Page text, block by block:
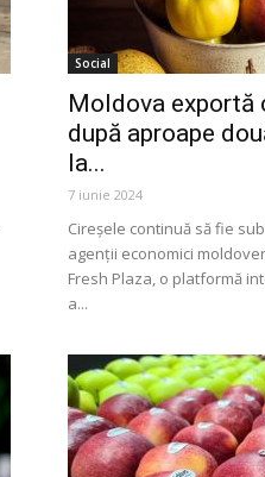
Social
Moldova exportă
după aproape
la...
7 iunie 2024
Cireșele continuă să fie
agenții economici
Fresh Plaza, o platformă
a...